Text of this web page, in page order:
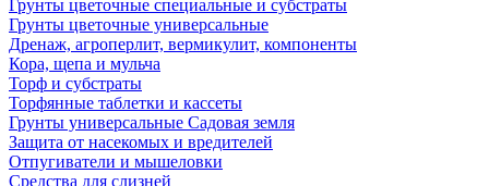
Грунты цветочные специальные и субстраты
Грунты цветочные универсальные
Дренаж, агроперлит, вермикулит, компоненты
Кора, щепа и мульча
Торф и субстраты
Торфянные таблетки и кассеты
Грунты универсальные Садовая земля
Защита от насекомых и вредителей
Отпугиватели и мышеловки
Средства для слизней